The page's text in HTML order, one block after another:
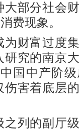
部分社会
费现象。
财富过度集
究的南京
国中产阶
伤害着底层
列的副厅级